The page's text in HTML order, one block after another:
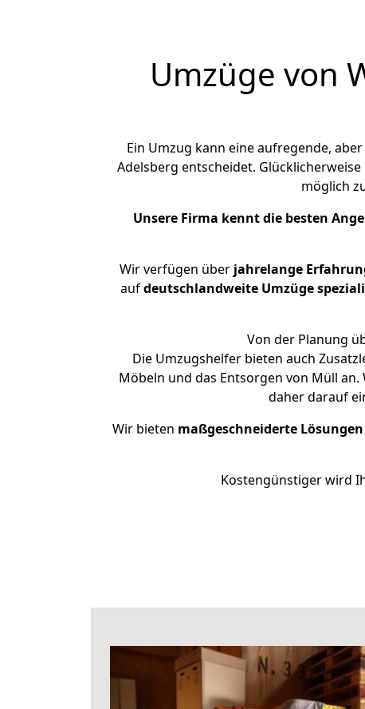
Umzüge von
Ein Umzug kann eine aufregende,
Adelsberg entscheidet.
möglich
Unsere Firma kennt die besten
Wir verfügen über jahrelange
aufdeutschlandweite Umzüge
Von der Planung
Die Umzugshelfer bieten auch
Möbeln und das Entsorgen von Müll
daher darauf
Wir bieten maßgeschneiderte Lösungen
Kostengünstiger wird